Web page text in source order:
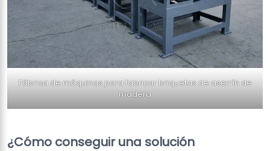
Fábrica de máquinas para fabricar briquetas de aserrín de
madera
¿Cómo conseguir una solución